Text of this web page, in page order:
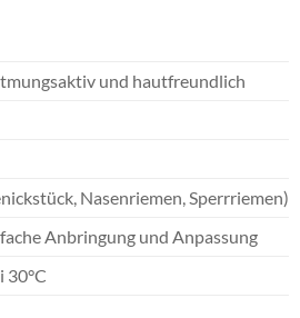
und hautfreundlich
Nasenriemen, Sperrriemen)
Anbringung und Anpassung
30°C